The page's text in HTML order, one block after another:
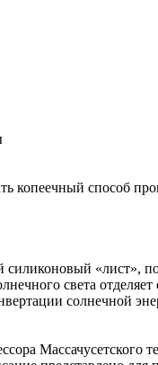
копеечный способ
силиконовый «лист»,
света
солнечной
Массачусетского